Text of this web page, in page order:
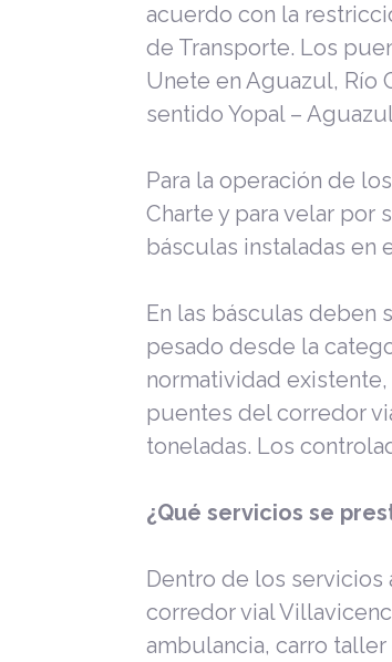
acuerdo con la
de Transporte. Los
Unete en Aguazul, Río
sentido Yopal –
Para la operación de
Charte y para velar por
básculas instaladas en
En las básculas deben
pesado desde la
normatividad
puentes del corredor
toneladas. Los
¿Qué servicios se
Dentro de los
corredor vial
ambulancia, carro